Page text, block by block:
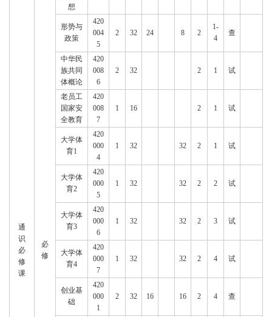
通
识
必
修
课
必
修
想
形势与
政策
420
004
5
2 32 24 8 2
1-
4
查
中华民
族共同
体概论
420
008
6
2 32 2 1 试
老员工
国家安
全教育
420
008
7
1 16 2 1 试
大学体
育1
420
000
4
1 32 32 2 1 试
大学体
育2
420
000
5
1 32 32 2 2 试
大学体
育3
420
000
6
1 32 32 2 3 试
大学体
育4
420
000
7
1 32 32 2 4 试
创业基
础
420
000
1
2 32 16 16 2 4 查